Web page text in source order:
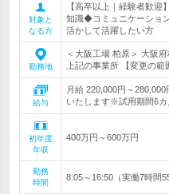
対象と
なる方
【高卒以上｜経験者歓
知識◆コミュニケーショ
活かして活躍したい方
勤務地
＜大阪工場 柏原＞ 大阪
上記の事業所 【変更の範
給与
月給 220,000円～
いたします※試用期間6カ
初年度
年収
400万円～600万円
勤務
時間
8:05～16:50（実働7時間